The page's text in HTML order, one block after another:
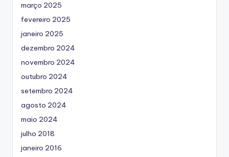
março 2025
fevereiro 2025
janeiro 2025
dezembro 2024
novembro 2024
outubro 2024
setembro 2024
agosto 2024
maio 2024
julho 2018
janeiro 2016